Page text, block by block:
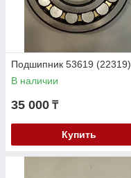
Подшипник 53619 (22319)
В наличии
35 000 ₸
Купить